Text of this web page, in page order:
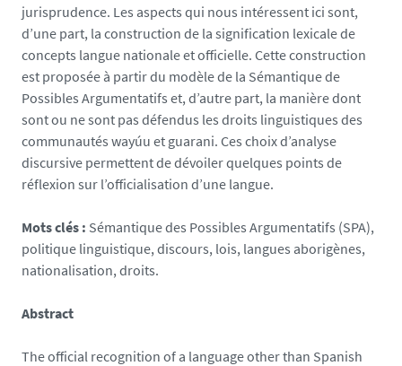
jurisprudence. Les aspects qui nous intéressent ici sont,
d’une part, la construction de la signification lexicale de
concepts langue nationale et officielle. Cette construction
est proposée à partir du modèle de la Sémantique de
Possibles Argumentatifs et, d’autre part, la manière dont
sont ou ne sont pas défendus les droits linguistiques des
communautés wayúu et guarani. Ces choix d’analyse
discursive permettent de dévoiler quelques points de
réflexion sur l’officialisation d’une langue.
Mots clés : Sémantique des Possibles Argumentatifs (SPA),
politique linguistique, discours, lois, langues aborigènes,
nationalisation, droits.
Abstract
The official recognition of a language other than Spanish